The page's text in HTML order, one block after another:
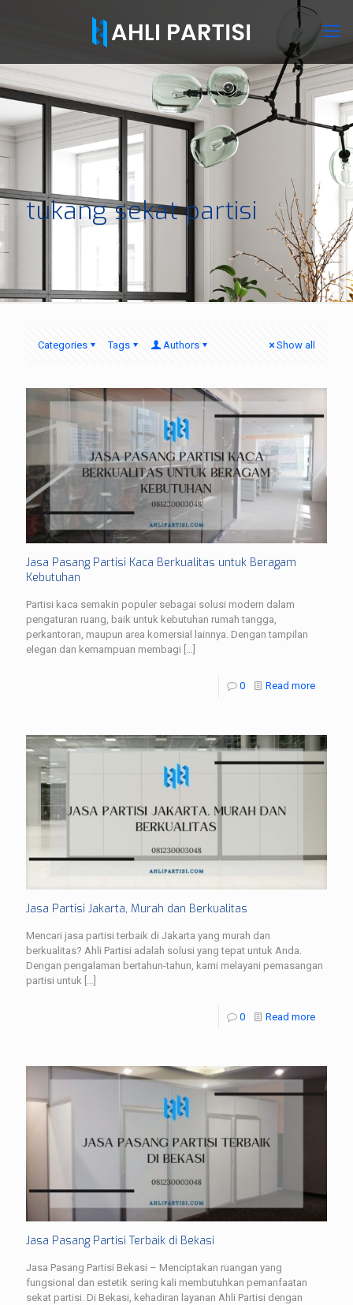
tukang sekat partisi
Categories Tags Authors Show all
Jasa Pasang Partisi Kaca Berkualitas untuk Beragam
Kebutuhan
Partisi kaca semakin populer sebagai solusi modern dalam
pengaturan ruang, baik untuk kebutuhan rumah tangga,
perkantoran, maupun area komersial lainnya. Dengan tampilan
elegan dan kemampuan membagi […]
0 Read more
Jasa Partisi Jakarta, Murah dan Berkualitas
Mencari jasa partisi terbaik di Jakarta yang murah dan
berkualitas? Ahli Partisi adalah solusi yang tepat untuk Anda.
Dengan pengalaman bertahun-tahun, kami melayani pemasangan
partisi untuk […]
0 Read more
Jasa Pasang Partisi Terbaik di Bekasi
Jasa Pasang Partisi Bekasi – Menciptakan ruangan yang
fungsional dan estetik sering kali membutuhkan pemanfaatan
sekat partisi. Di Bekasi, kehadiran layanan Ahli Partisi dengan